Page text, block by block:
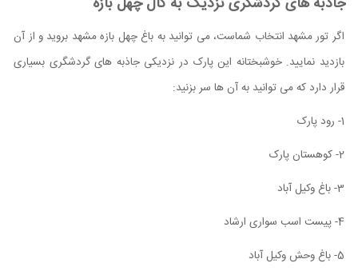
اگر تور مشهد انتخاب شماست، می توانید به باغ چهل بازه مشهد بروید و از آن
بازدید نمایید. خوشبختانه این پارک در نزدیکی جاذبه های گردشگری بسیاری
قرار دارد که می توانید به آن ها سر بزنید:
1- رود پارک
2- کوهستان پارک
3- باغ وکیل آباد
4- پیست اسب سواری ارشاد
5- باغ وحش وکیل آباد